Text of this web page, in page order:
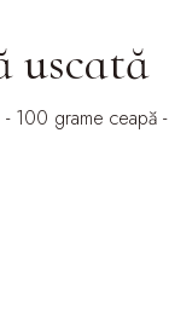
uscată
100 grame ceapă